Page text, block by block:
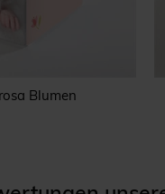
Blumen